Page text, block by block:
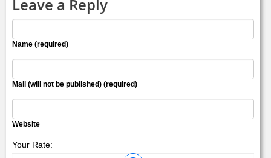
Leave a Reply
Name (required)
Mail (will not be published) (required)
Website
Your Rate: